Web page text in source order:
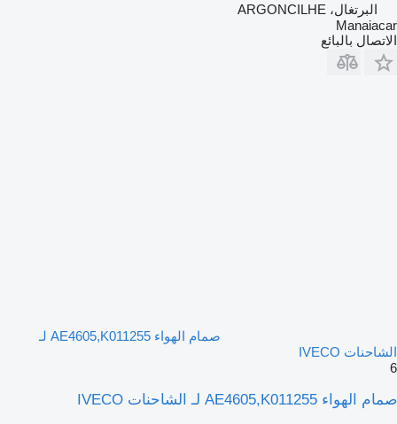
البرتغال، ARGONCILHE
Manaiacar
الاتصال بالبائع
صمام الهواء AE4605,K011255 لـ
الشاحنات IVECO
6
صمام الهواء AE4605,K011255 لـ الشاحنات IVECO